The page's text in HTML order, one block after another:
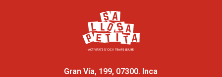
Gran Vía, 199, 07300. Inca